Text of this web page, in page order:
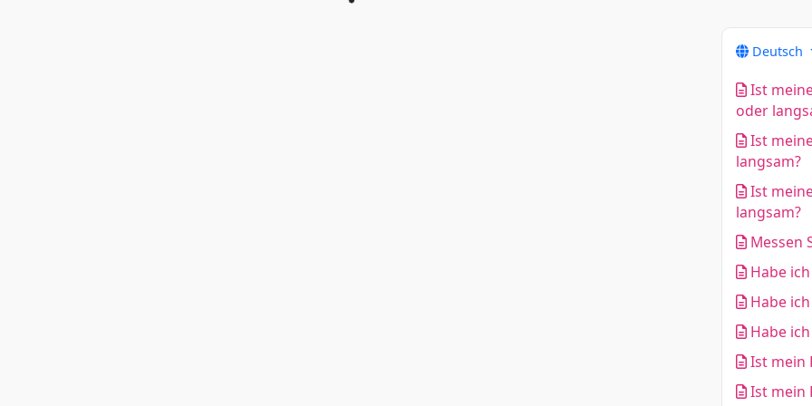
Deutsch
Ist
oder
Ist
langsam?
Ist
langsam?
Messen
Habe ich
Habe
Habe ich
Ist mein
Ist mein